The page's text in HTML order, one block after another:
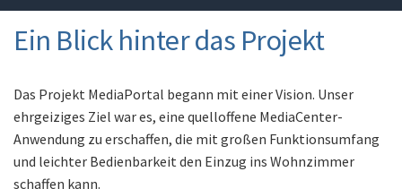
Ein Blick hinter das Projekt
Das Projekt MediaPortal begann mit einer Vision. Unser
ehrgeiziges Ziel war es, eine quelloffene MediaCenter-
Anwendung zu erschaffen, die mit großen Funktionsumfang
und leichter Bedienbarkeit den Einzug ins Wohnzimmer
schaffen kann.